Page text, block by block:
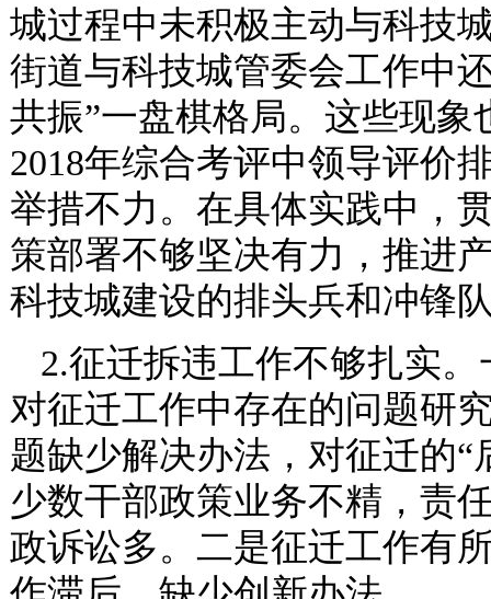
城过程中未积极主动与科技
街道与科技城管委会工作中
共振”一盘棋格局。这些现
2018年综合考评中领导评价
举措不力。在具体实践中，
策部署不够坚决有力，推进
科技城建设的排头兵和冲锋
2.征迁拆违工作不够扎实
对征迁工作中存在的问题研
题缺少解决办法，对征迁的
少数干部政策业务不精，责
政诉讼多。二是征迁工作有